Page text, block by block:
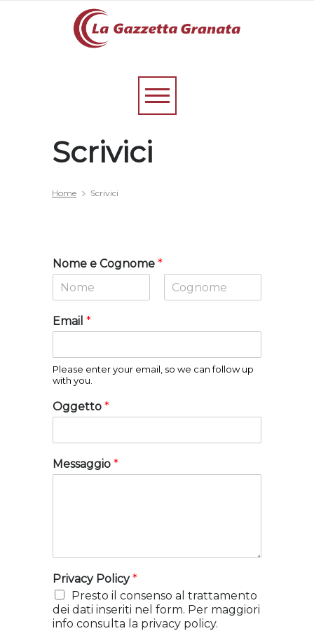
Scrivici
Home Scrivici
Nome e Cognome *
o
m
m
e
Email *
Please enter your email, so we can follow up
with you.
Oggetto *
Messaggio *
Privacy Policy*
Presto il consenso al trattamento
dei dati inseriti nel form. Per maggiori
info consulta la privacy policy.